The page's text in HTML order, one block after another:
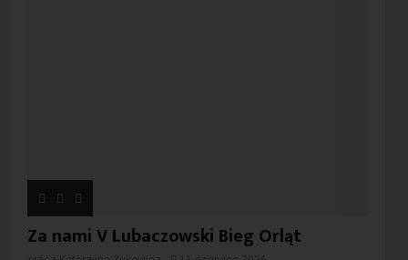
Za nami V Lubaczowski Bieg Orląt